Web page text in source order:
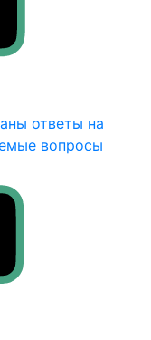
ответы на
вопросы